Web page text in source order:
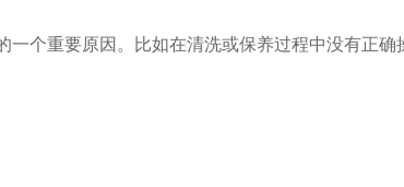
重要原因。比如在清洗或保养过程中没有正确